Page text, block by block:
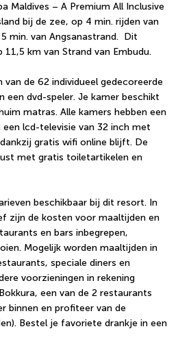
Maldives – A Premium All Inclusive
bij de zee, op 4 min. rijden van
min. van Angsanastrand.  Dit
km van Strand van Embudu.
de 62 individueel gedecoreerde
een dvd-speler. Je kamer beschikt
matras. Alle kamers hebben een
een lcd-televisie van 32 inch met
gratis wifi online blijft. De
met gratis toiletartikelen en
beschikbaar bij dit resort. In
zijn de kosten voor maaltijden en
en bars inbegrepen,
Mogelijk worden maaltijden in
speciale diners en
voorzieningen in rekening
een van de 2 restaurants
binnen en profiteer van de
Bestel je favoriete drankje in een